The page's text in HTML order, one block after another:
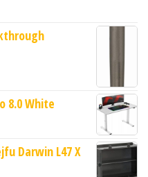
8.0 White
Darwin L47 X